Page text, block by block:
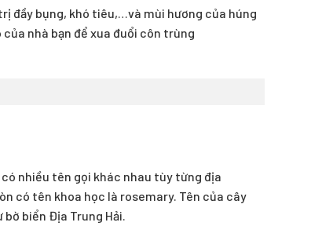
đầy bụng, khó tiêu,…và mùi hương của húng
nhà bạn để xua đuổi côn trùng
nhiều tên gọi khác nhau tùy từng địa
có tên khoa học là rosemary. Tên của cây
biển Địa Trung Hải.